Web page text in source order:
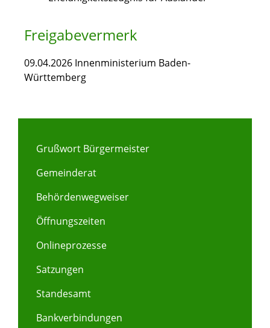
Freigabevermerk
09.04.2026 Innenministerium Baden-
Württemberg
Grußwort Bürgermeister
Gemeinderat
Behördenwegweiser
Öffnungszeiten
Onlineprozesse
Satzungen
Standesamt
Bankverbindungen